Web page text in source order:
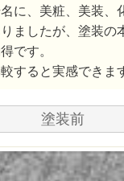
に、美粧、美装、
ましたが、塗装の
です。
すると実感できま
塗装前